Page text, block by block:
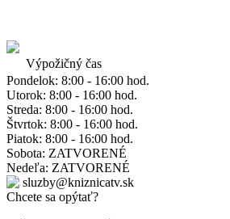
Výpožičný čas
Pondelok: 8:00 - 16:00 hod.
Utorok: 8:00 - 16:00 hod.
Streda: 8:00 - 16:00 hod.
Štvrtok: 8:00 - 16:00 hod.
Piatok: 8:00 - 16:00 hod.
Sobota: ZATVORENÉ
Nedeľa: ZATVORENÉ
sluzby@kniznicatv.sk
Chcete sa opýtať?